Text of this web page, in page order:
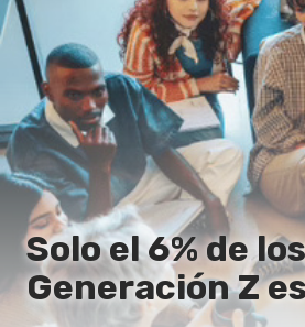
Ru
It
Solo el 6% de
Generación Z